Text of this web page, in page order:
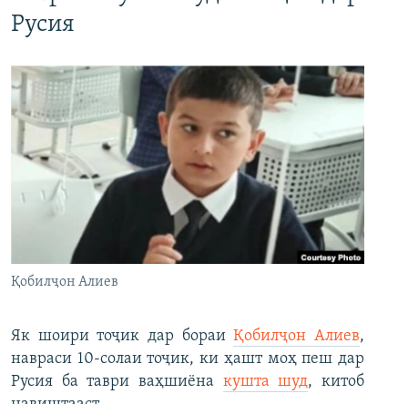
Русия
Қобилҷон Алиев
Як шоири тоҷик дар бораиҚобилҷон Алиев,
навраси 10-солаи тоҷик, ки ҳашт моҳ пеш дар
Русия ба таври ваҳшиёна кушта шуд, китоб